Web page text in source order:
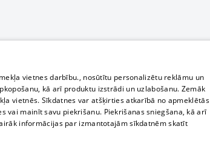
vietnes darbību., nosūtītu personalizētu reklāmu un
kā arī produktu izstrādi un uzlabošanu. Zemāk
vietnēs. Sīkdatnes var atšķirties atkarībā no apmeklētās
mainīt savu piekrišanu. Piekrišanas sniegšana, kā arī
informācijas par izmantotajām sīkdatnēm skatīt